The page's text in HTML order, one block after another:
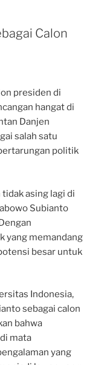
Calon
presiden di
hangat di
Danjen
salah satu
politik
asing lagi di
Subianto
yang memandang
besar untuk
Indonesia,
sebagai calon
bahwa
mata
yang